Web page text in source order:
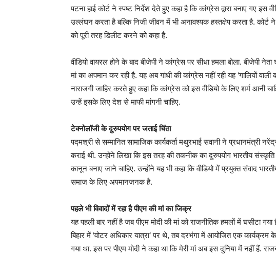
पटना हाई कोर्ट ने स्पष्ट निर्देश देते हुए कहा है कि कांग्रेस द्वारा बनाए गए इस
उल्लंघन करता है बल्कि निजी जीवन में भी अनावश्यक हस्तक्षेप करता है. कोर्ट
को पूरी तरह डिलीट करने को कहा है.
वीडियो वायरल होने के बाद बीजेपी ने कांग्रेस पर सीधा हमला बोला. बीजेपी
मां का अपमान कर रही है. यह अब गांधी की कांग्रेस नहीं रही यह ‘गालियों
नाराजगी जाहिर करते हुए कहा कि कांग्रेस को इस वीडियो के लिए शर्म आनी
उन्हें इसके लिए देश से माफी मांगनी चाहिए.
टेक्नोलॉजी के दुरुपयोग पर जताई चिंता
पद्मश्री से सम्मानित सामाजिक कार्यकर्ता मथुरभाई सवानी ने प्रधानमंत्री
कराई थी. उन्होंने लिखा कि इस तरह की तकनीक का दुरुपयोग भारतीय
कानून बनाए जाने चाहिए. उन्होंने यह भी कहा कि वीडियो में प्रयुक्त संवाद
समाज के लिए अपमानजनक है.
पहले भी विवादों में रहा है पीएम की मां का जिक्र
यह पहली बार नहीं है जब पीएम मोदी की मां को राजनीतिक हमलों में घसीटा
बिहार में ‘वोटर अधिकार यात्रा’ पर थे, तब दरभंगा में आयोजित एक कार्यक्रम
गया था. इस पर पीएम मोदी ने कहा था कि मेरी मां अब इस दुनिया में नहीं हैं.